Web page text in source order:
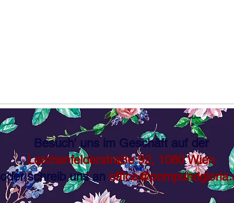
Besuch' uns im Geschäft auf der
Lerchenfelderstraße 92, 1080 Wien
oder schreib uns an